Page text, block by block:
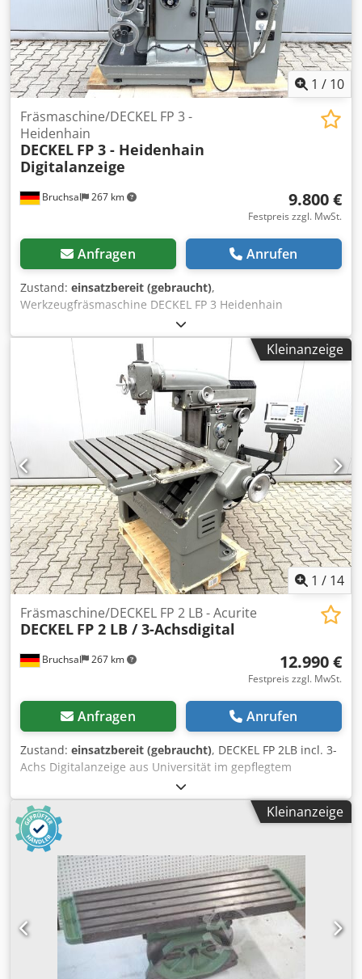
1 / 10
Bruchsal 267 km
Fräsmaschine/DECKEL FP 3 -
Heidenhain
DECKEL FP 3 - Heidenhain
Digitalanzeige
9.800 €
Festpreis zzgl. MwSt.
Anfragen Anrufen
Zustand: einsatzbereit (gebraucht),
Werkzeugfräsmaschine DECKEL FP 3 Heidenhain
Digitalanzeige -Gepflegter Originalzustand -Verfahrwege
X/Y/Z 500x300x400mm -Vorschübe / Eilgänge in allen 3 -
Achsen -Werkzeugaufnahme ISO 40 Djdpfx Aezcxtajflowa -
Drehzahlbereich 40 - 2000 U/min -Vertikal /
Horizontalfräseinrichtung -Winkeltisch -
Kühlmitteleinrichtung -Zentralschmierung -Spänewanne -
Dokumentation Abmaße: LxBxH 1,7x1,2x1,8 Meter /
Gewicht 1350 Kg Irrtümer / Eingabefehler vorbehalten
Kleinanzeige
1 / 14
Bruchsal 267 km
Fräsmaschine/DECKEL FP 2 LB - Acurite
DECKEL FP 2 LB / 3-Achsdigital
12.990 €
Festpreis zzgl. MwSt.
Anfragen Anrufen
Zustand: einsatzbereit (gebraucht), DECKEL FP 2LB incl. 3-
Achs Digitalanzeige aus Universität im gepflegtem
Originalzustand -3 - Achsdigitalanzeige "ACURITE" -
Verfahrwege X/Y/Z 795x300x400mm -Automatische
Vorschübe (18x)/ Eilgänge in allen 3 - Achsen -
Drehzahlbereich 40 - 2000 U/min (18xDrehzahlstufen) -
Vertikal / Horizontalfräseinrichtung -Vertikalkopf
schwenkbar mit Bohrpinole -ISO 40 / Werkzeugaufnahme -
Tischfläche (Winkeltisch) 1000x440mm -
Tischaufspannfläche mit Zusatztisch 1000x770mm -
Kühlmitteleinrichtung -Diverse Werkzeugaufnahmen
Dedozbi I Ejpfx Aflswa -Maschinenleuchte -Dokumentation
Abmaße:LxBxH 2,5x2,4x1,8 Meter / Gewicht 2200 Kg
Irrtümer / Eingabefehler vorbehalten
Kleinanzeige